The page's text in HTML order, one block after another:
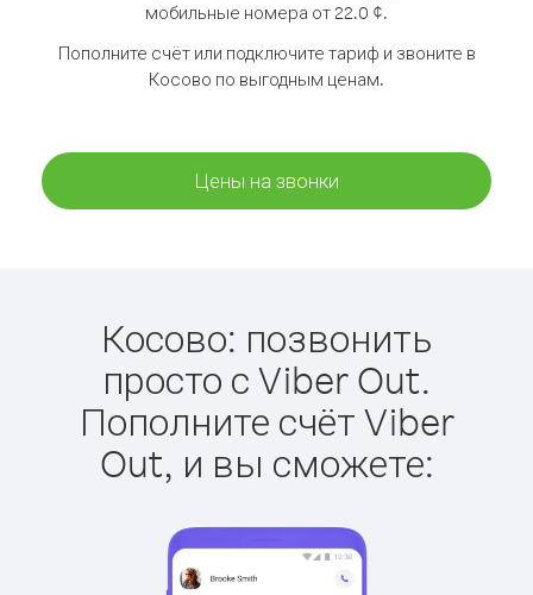
мобильные номера от 22.0 ¢.
Пополните счёт или подключите тариф и звоните в
Косово по выгодным ценам.
Цены на звонки
Косово: позвонить
просто с Viber Out.
Пополните счёт Viber
Out, и вы сможете: